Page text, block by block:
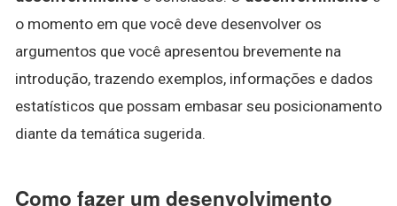
o momento em que você deve desenvolver os
argumentos que você apresentou brevemente na
introdução, trazendo exemplos, informações e dados
estatísticos que possam embasar seu posicionamento
diante da temática sugerida.
Como fazer um desenvolvimento